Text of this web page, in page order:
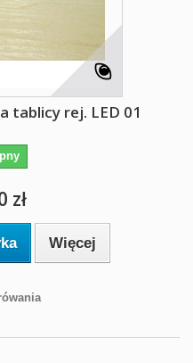
tablicy rej. LED 01
zł
Więcej